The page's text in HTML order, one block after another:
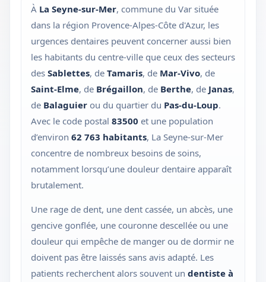
À La Seyne-sur-Mer, commune du Var située
dans la région Provence-Alpes-Côte d'Azur, les
urgences dentaires peuvent concerner aussi bien
les habitants du centre-ville que ceux des secteurs
des Sablettes, de Tamaris, de Mar-Vivo, de
Saint-Elme, de Brégaillon, de Berthe, de Janas,
de Balaguier ou du quartier du Pas-du-Loup.
Avec le code postal 83500 et une population
d’environ 62 763 habitants, La Seyne-sur-Mer
concentre de nombreux besoins de soins,
notamment lorsqu’une douleur dentaire apparaît
brutalement.
Une rage de dent, une dent cassée, un abcès, une
gencive gonflée, une couronne descellée ou une
douleur qui empêche de manger ou de dormir ne
doivent pas être laissés sans avis adapté. Les
patients recherchent alors souvent un dentiste à